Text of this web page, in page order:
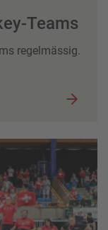
Teams
regelmässig.